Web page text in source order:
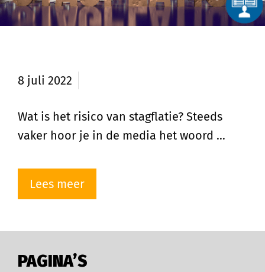
8 juli 2022
Wat is het risico van stagflatie? Steeds
vaker hoor je in de media het woord …
Lees meer
PAGINA’S